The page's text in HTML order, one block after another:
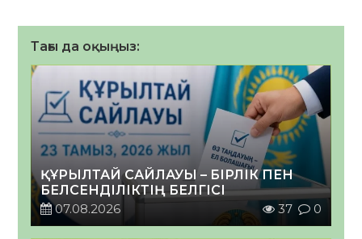
Тағы да оқыңыз:
ҚҰРЫЛТАЙ САЙЛАУЫ – БІРЛІК ПЕН
БЕЛСЕНДІЛІКТІҢ БЕЛГІСІ
07.08.2026
37 0